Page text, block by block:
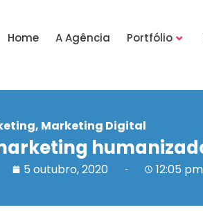
Home A Agência Portfólio
, Marketing Digital
5 outubro, 2020 12:05 pm